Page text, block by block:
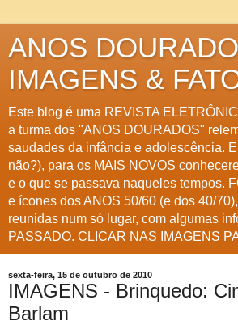
ANOS
IMAGENS &
Este blog é uma REVISTA
a turma dos "ANOS DOURADOS"
saudades da infância e adolescência.
não?), para os MAIS NOVOS
e o que se passava naqueles tempos.
e ícones dos ANOS 50/60 (e dos 40/
reunidas num só lugar, com algumas
PASSADO. CLICAR NAS IMAGENS
sexta-feira, 15 de outubro de 2010
IMAGENS - Brinquedo:
Barlam